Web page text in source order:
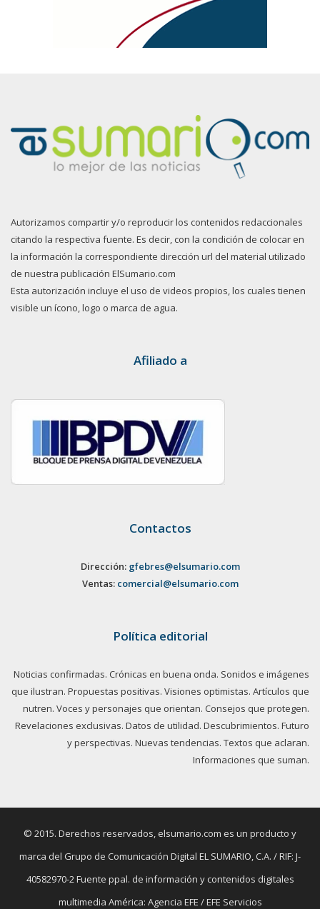
Autorizamos compartir y/o reproducir los contenidos redaccionales
citando la respectiva fuente. Es decir, con la condición de colocar en
la información la correspondiente dirección url del material utilizado
de nuestra publicación ElSumario.com
Esta autorización incluye el uso de videos propios, los cuales tienen
visible un ícono, logo o marca de agua.
Afiliado a
Contactos
Dirección: gfebres@elsumario.com
Ventas: comercial@elsumario.com
Política editorial
Noticias confirmadas. Crónicas en buena onda. Sonidos e imágenes
que ilustran. Propuestas positivas. Visiones optimistas. Artículos que
nutren. Voces y personajes que orientan. Consejos que protegen.
Revelaciones exclusivas. Datos de utilidad. Descubrimientos. Futuro
y perspectivas. Nuevas tendencias. Textos que aclaran.
Informaciones que suman.
© 2015. Derechos reservados, elsumario.com es un producto y
marca del Grupo de Comunicación Digital EL SUMARIO, C.A. / RIF: J-
40582970-2 Fuente ppal. de información y contenidos digitales
multimedia América: Agencia EFE / EFE Servicios